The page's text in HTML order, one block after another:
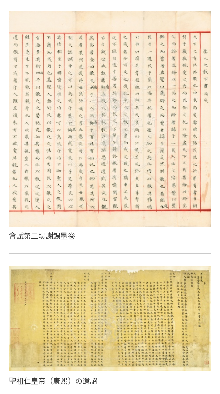
會試第二場謝錫墨卷
聖祖仁皇帝（康熙）の遺詔